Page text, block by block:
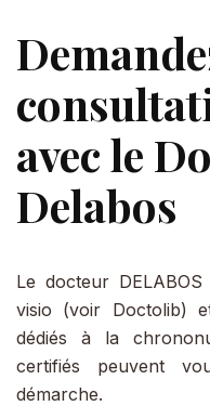
avec le
Delabos
Le docteur
visio (voir Doctolib)
dédiés à la
certifiés peuvent
démarche.